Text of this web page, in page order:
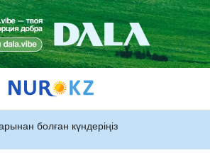
болған күндеріңіз